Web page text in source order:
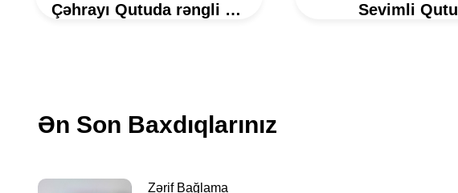
Çəhrayı Qutuda rəngli qızılgüllər Sevimli Qutu
Ən Son Baxdıqlarınız
Zərif Bağlama